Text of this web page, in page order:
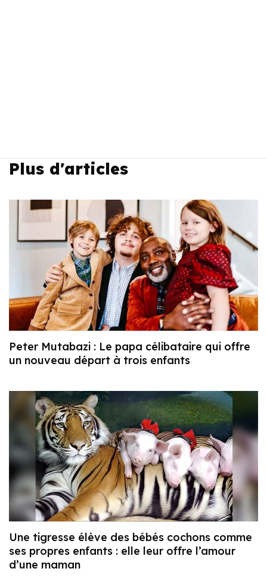
Plus d'articles
Peter Mutabazi : Le papa célibataire qui offre
un nouveau départ à trois enfants
Une tigresse élève des bébés cochons comme
ses propres enfants : elle leur offre l’amour
d’une maman